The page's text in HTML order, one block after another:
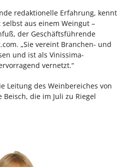
redaktionelle Erfahrung, kennt
aus einem Weingut –
der Geschäftsführende
„Sie vereint Branchen- und
und ist als Vinissima-
vernetzt.“
Leitung des Weinbereiches von
die im Juli zu Riegel